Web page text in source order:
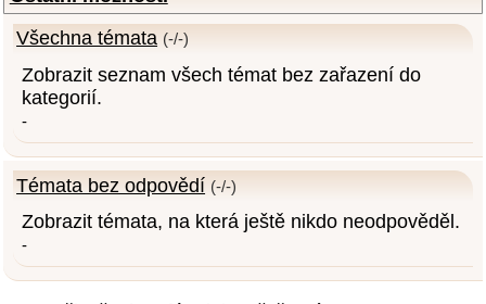
Všechna témata (-/-)
Zobrazit seznam všech témat bez zařazení do
kategorií.
-
Témata bez odpovědí (-/-)
Zobrazit témata, na která ještě nikdo neodpověděl.
-